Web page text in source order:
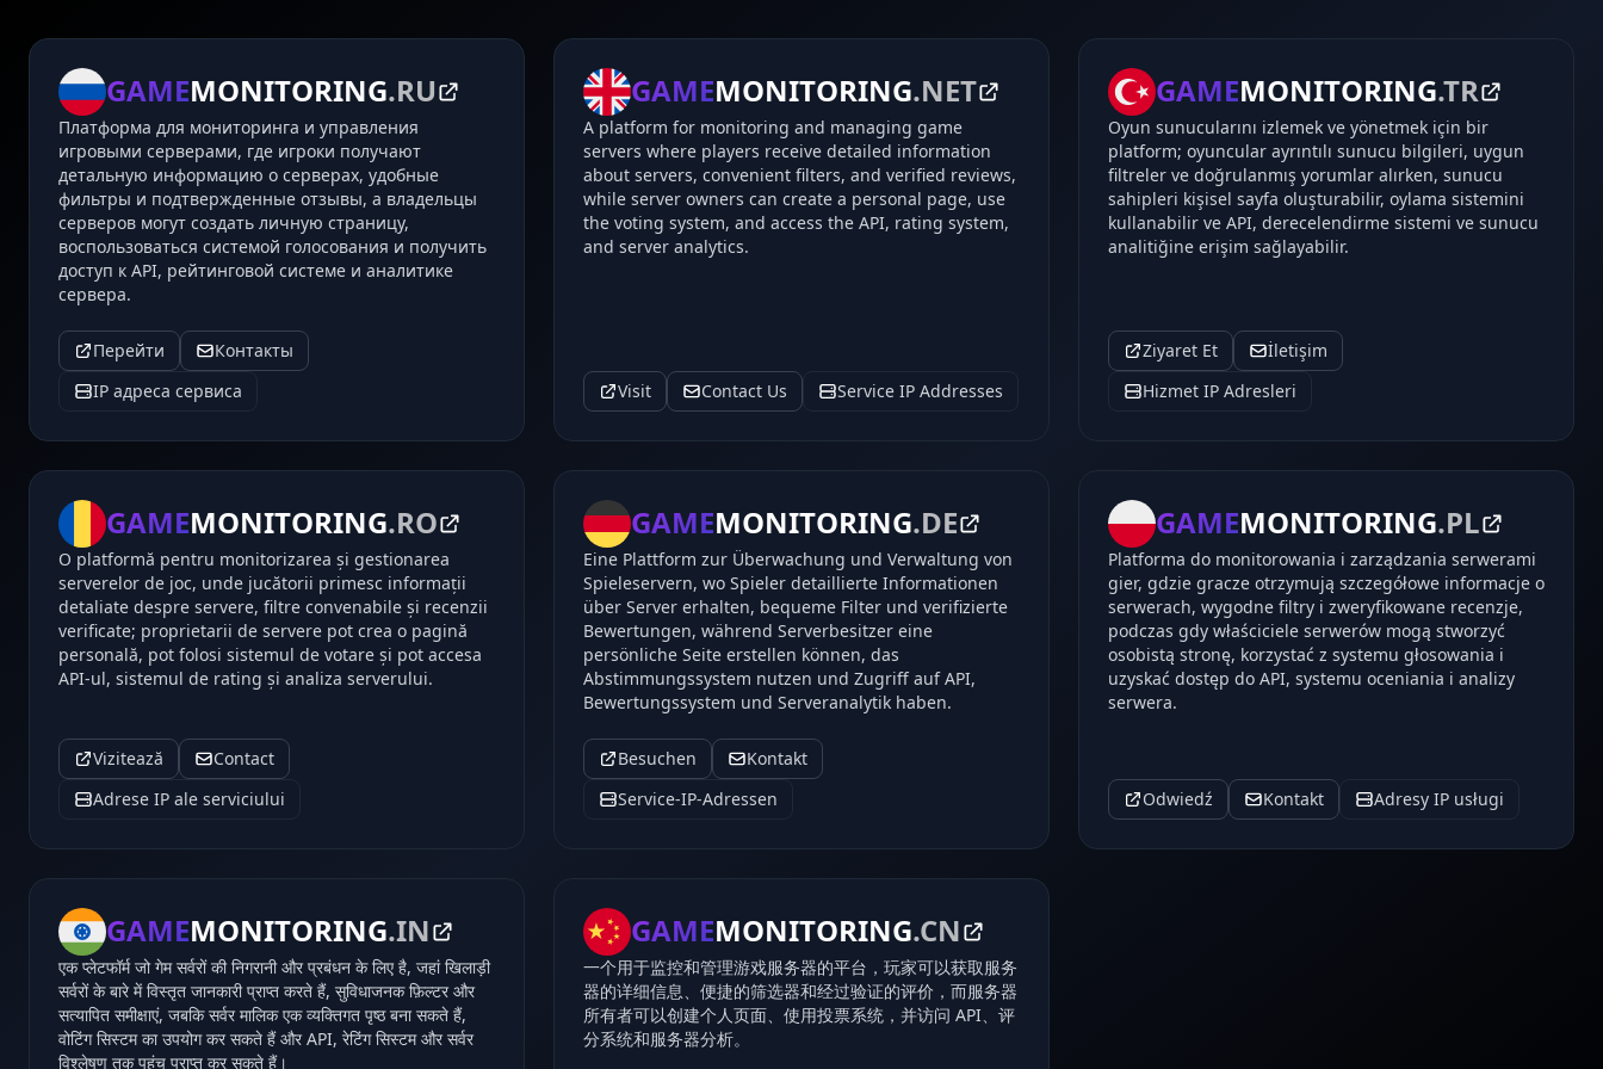
GAMEMONITORING.RU
Платформа для мониторинга и управления
игровыми серверами, где игроки получают
детальную информацию о серверах, удобные
фильтры и подтвержденные отзывы, а владельцы
серверов могут создать личную страницу,
воспользоваться системой голосования и получить
доступ к API, рейтинговой системе и аналитике
сервера.
Перейти
Контакты
IP адреса сервиса
GAMEMONITORING.NET
A platform for monitoring and managing game
servers where players receive detailed information
about servers, convenient filters, and verified reviews,
while server owners can create a personal page, use
the voting system, and access the API, rating system,
and server analytics.
Visit Contact Us Service IP Addresses
GAMEMONITORING.TR
Oyun sunucularını izlemek ve yönetmek için bir
platform; oyuncular ayrıntılı sunucu bilgileri, uygun
filtreler ve doğrulanmış yorumlar alırken, sunucu
sahipleri kişisel sayfa oluşturabilir, oylama sistemini
kullanabilir ve API, derecelendirme sistemi ve sunucu
analitiğine erişim sağlayabilir.
Ziyaret Et
İletişim
Hizmet IP Adresleri
GAMEMONITORING.RO
O platformă pentru monitorizarea și gestionarea
serverelor de joc, unde jucătorii primesc informații
detaliate despre servere, filtre convenabile și recenzii
verificate; proprietarii de servere pot crea o pagină
personală, pot folosi sistemul de votare și pot accesa
API-ul, sistemul de rating și analiza serverului.
Vizitează
Contact
Adrese IP ale serviciului
GAMEMONITORING.DE
Eine Plattform zur Überwachung und Verwaltung von
Spieleservern, wo Spieler detaillierte Informationen
über Server erhalten, bequeme Filter und verifizierte
Bewertungen, während Serverbesitzer eine
persönliche Seite erstellen können, das
Abstimmungssystem nutzen und Zugriff auf API,
Bewertungssystem und Serveranalytik haben.
Besuchen
Kontakt
Service-IP-Adressen
GAMEMONITORING.PL
Platforma do monitorowania i zarządzania serwerami
gier, gdzie gracze otrzymują szczegółowe informacje o
serwerach, wygodne filtry i zweryfikowane recenzje,
podczas gdy właściciele serwerów mogą stworzyć
osobistą stronę, korzystać z systemu głosowania i
uzyskać dostęp do API, systemu oceniania i analizy
serwera.
Odwiedź Kontakt Adresy IP usługi
GAMEMONITORING.IN
एक प्लेटफॉर्म जो गेम सर्वरों की निगरानी और प्रबंधन के लिए है, जहां खिलाड़ी
सर्वरों के बारे में विस्तृत जानकारी प्राप्त करते हैं, सुविधाजनक फ़िल्टर और
सत्यापित समीक्षाएं, जबकि सर्वर मालिक एक व्यक्तिगत पृष्ठ बना सकते हैं,
वोटिंग सिस्टम का उपयोग कर सकते हैं और API, रेटिंग सिस्टम और सर्वर
विश्लेषण तक पहुंच प्राप्त कर सकते हैं।
GAMEMONITORING.CN
一个用于监控和管理游戏服务器的平台，玩家可以获取服务
器的详细信息、便捷的筛选器和经过验证的评价，而服务器
所有者可以创建个人页面、使用投票系统，并访问 API、评
分系统和服务器分析。